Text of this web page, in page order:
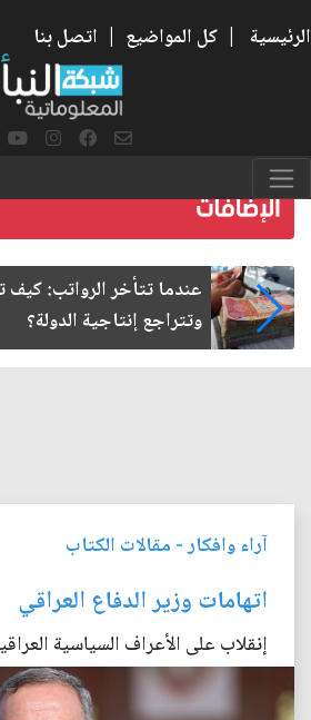
الرئيسية | كل المواضيع | اتصل بنا
صمت الطريق بعد الأربعين
آراء وافكار- مقالات الكتاب
اتهامات وزير الدفاع العراقي
إنقلاب على الأعراف السياسية العراقية